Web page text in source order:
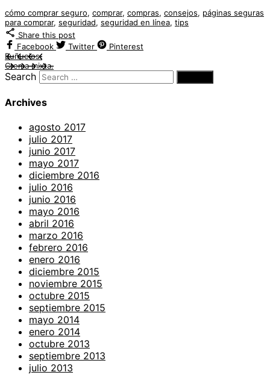
cómo comprar seguro, comprar, compras, consejos, páginas seguras
para comprar, seguridad, seguridad en línea, tips
Share this post
Facebook
Twitter
Pinterest
Buñuelos.
Crema mixta.
Search
Archives
agosto 2017
julio 2017
junio 2017
mayo 2017
diciembre 2016
julio 2016
junio 2016
mayo 2016
abril 2016
marzo 2016
febrero 2016
enero 2016
diciembre 2015
noviembre 2015
octubre 2015
septiembre 2015
mayo 2014
enero 2014
octubre 2013
septiembre 2013
julio 2013